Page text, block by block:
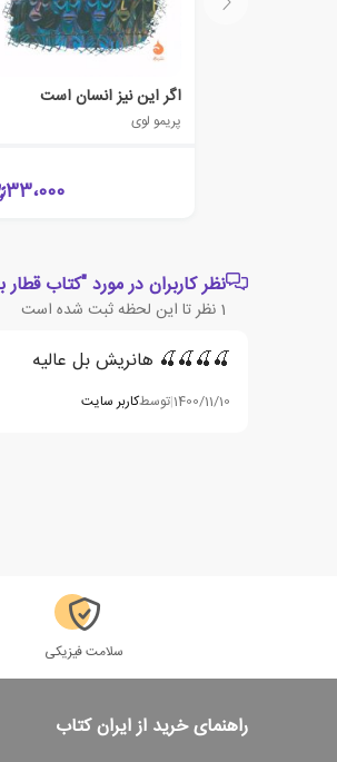
اگر این نیز انسان است
پریمو لوی
33،000
نظر کاربران در مورد "کتاب
1 نظر تا این لحظه ثبت شده است
🍒🍒🍒🍒 هانریش بل عالیه
1400/11/10
|توسطکاربر سایت
سلامت فیزیکی
راهنمای خرید از ایران کتاب